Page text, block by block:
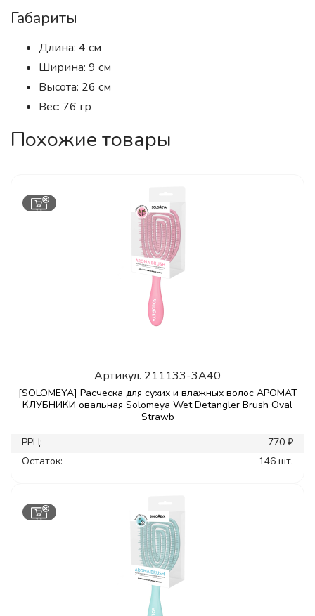
Габариты
Длина: 4 см
Ширина: 9 см
Высота: 26 см
Вес: 76 гр
Похожие товары
Артикул. 211133-3A40
[SOLOMEYA] Расческа для сухих и влажных волос АРОМАТ
КЛУБНИКИ овальная Solomeya Wet Detangler Brush Oval
Strawb
РРЦ:
770 ₽
Остаток:
146 шт.